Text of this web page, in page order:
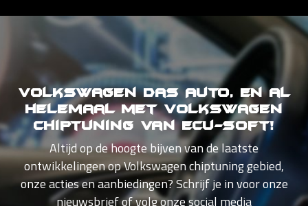
Volkswagen Das Auto, en al
helemaal met Volkswagen
Chiptuning van Ecu-Soft!
Altijd op de hoogte bijven van de laatste
ontwikkelingen op Volkswagen chiptuning gebied,
onze acties en aanbiedingen? Schrijf je in voor onze
nieuwsbrief of volg onze social media